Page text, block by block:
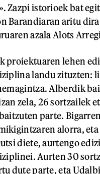
Zazpi istorioek bat
Barandiaran aritu
azala Alots
proiektuaren lehen
landu zituzten:
Alberdik
zela, 26 sortzailek
parte.
alorra,
diete, aurtengo
Aurten 30
dute parte, eta